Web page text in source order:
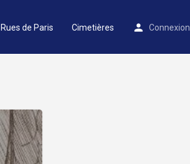
Rues de Paris Cimetières Connexion